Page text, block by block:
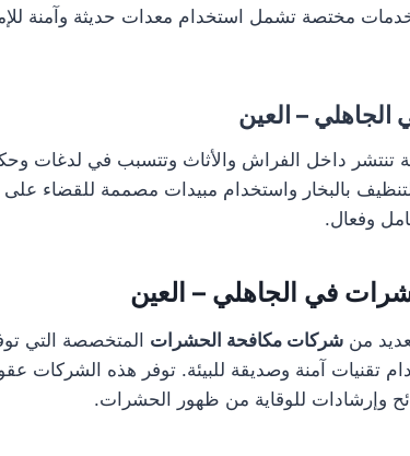
مختصة تشمل استخدام معدات حديثة وآمنة
– العين
داخل الفراش والأثاث وتتسبب في لدغات
بالبخار واستخدام مبيدات مصممة للقضاء على
وفعال.
في الجاهلي – العين
منشركات مكافحة الحشرات المتخصصة التي
تقنيات آمنة وصديقة للبيئة. توفر هذه الشركات
وإرشادات للوقاية من ظهور الحشرات.